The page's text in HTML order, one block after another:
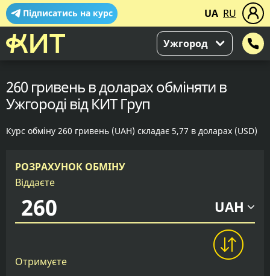
Підписатись на курс UA RU
Ужгород
260 гривень в доларах обміняти в
Ужгороді від КИТ Груп
Курс обміну 260 гривень (UAH) складає 5,77 в доларах (USD)
РОЗРАХУНОК ОБМІНУ
Віддаєте
UAH
Отримуєте